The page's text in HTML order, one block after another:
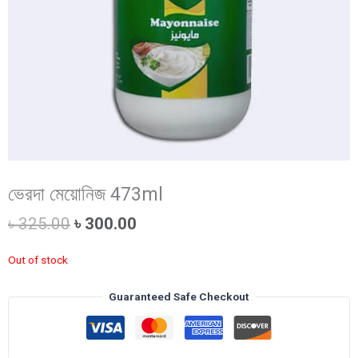
ভেরদা মেয়োনিজ 473ml
৳325.00 Original
৳ 300.00
Out of stock
Guaranteed Safe Checkout